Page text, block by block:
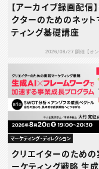
【アーカイブ録画配信
クターのためのネット
ティング基礎講座
2026/08/27 開催【オン
マーケティング・ディレクション
クリエイターのため
ーケティング戦略 生